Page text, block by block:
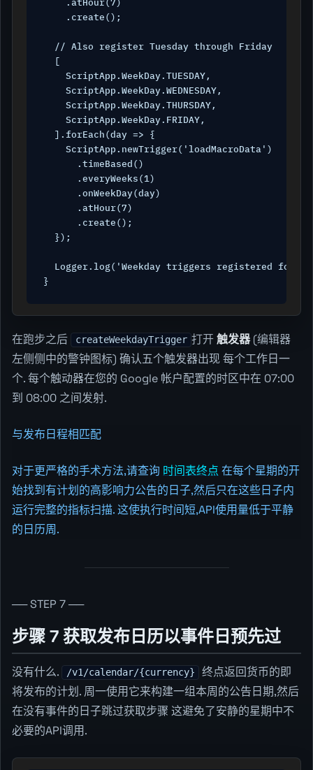
    .atHour(7)
    .create();
  // Also register Tuesday through Friday
  [
    ScriptApp.WeekDay.TUESDAY,
    ScriptApp.WeekDay.WEDNESDAY,
    ScriptApp.WeekDay.THURSDAY,
    ScriptApp.WeekDay.FRIDAY,
  ].forEach(day => {
    ScriptApp.newTrigger('loadMacroData')
      .timeBased()
      .everyWeeks(1)
      .onWeekDay(day)
      .atHour(7)
      .create();
  });
Logger.log('Weekday triggers registered for
}
在跑步之后 createWeekdayTrigger 打开触发器(编辑器
左侧侧中的警钟图标) 确认五个触发器出现 每个工作日一
个. 每个触动器在您的 Google 帐户配置的时区中在 07:00
到 08:00 之间发射.
与发布日程相匹配
对于更严格的手术方法,请查询 时间表终点 在每个星期的开
始找到有计划的高影响力公告的日子,然后只在这些日子内
运行完整的指标扫描. 这使执行时间短,API使用量低于平静
的日历周.
── STEP 7 ──
步骤 7 获取发布日历以事件日预先过
没有什么. /v1/calendar/{currency}
终点返回货币的即
将发布的计划. 周一使用它来构建一组本周的公告日期,然后
在没有事件的日子跳过获取步骤 这避免了安静的星期中不
必要的API调用.